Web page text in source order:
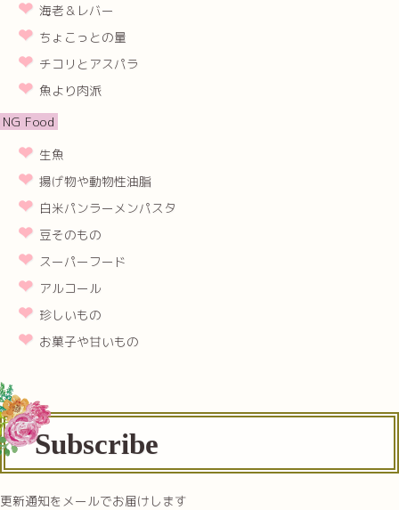
海老＆レバー
ちょこっとの量
チコリとアスパラ
魚より肉派
NG Food
生魚
揚げ物や動物性油脂
白米パンラーメンパスタ
豆そのもの
スーパーフード
アルコール
珍しいもの
お菓子や甘いもの
Subscribe
更新通知をメールでお届けします